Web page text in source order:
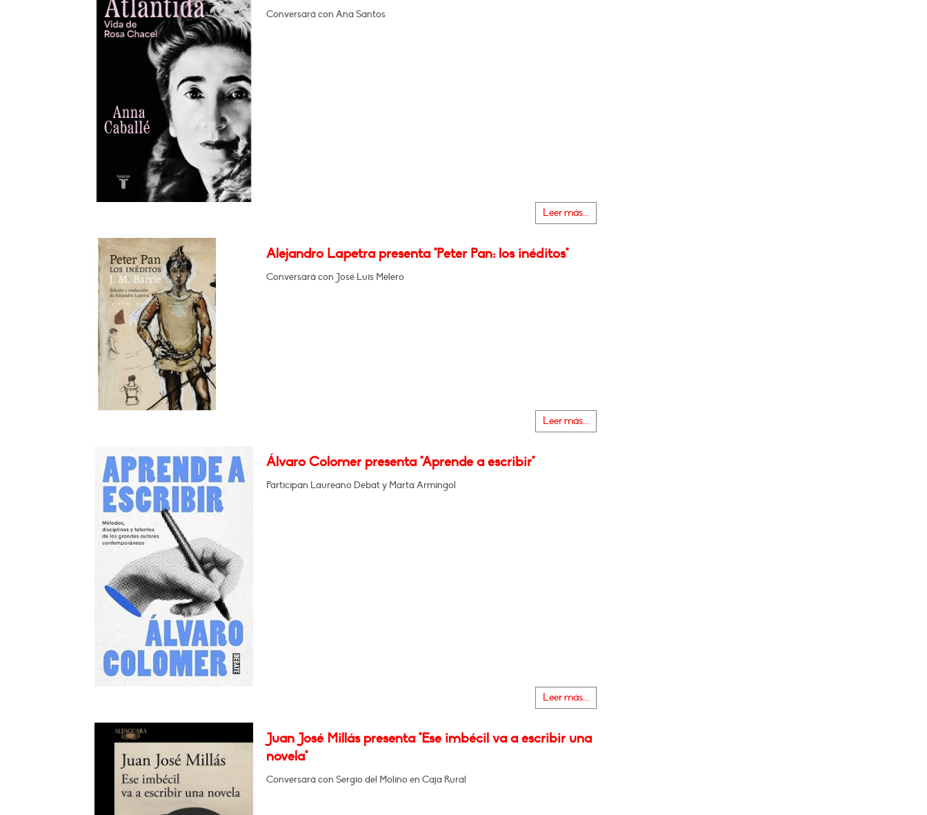
Conversará con Ana Santos
Leer más...
Alejandro Lapetra presenta "Peter Pan: los inéditos"
Conversará con José Luis Melero
Leer más...
Álvaro Colomer presenta "Aprende a escribir"
Participan Laureano Debat y Marta Armingol
Leer más...
Juan José Millás presenta "Ese imbécil va a escribir una
novela"
Conversará con Sergio del Molino en Caja Rural